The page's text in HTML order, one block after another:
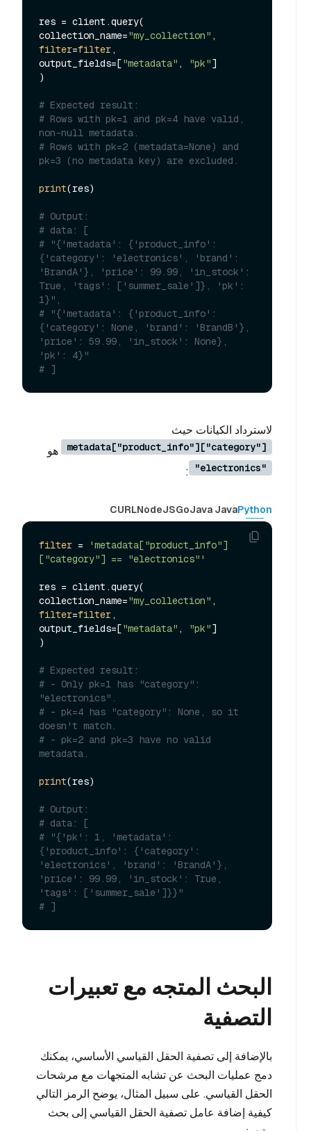
res = client.query(
collection_name="my_collection"
filter=filter,
output_fields=["metadata" , "pk"]
)
# Expected result:
# Rows with pk=1 and pk=4 have valid,
non-null metadata.
# Rows with pk=2 (metadata=None) and
pk=3 (no metadata key) are excluded.
print(res)
# Output:
# data: [
# "{'metadata': {'product_info':
{'category': 'electronics', 'brand':
'BrandA'}, 'price': 99.99, 'in_stock':
True, 'tags': ['summer_sale']}, 'pk':
1}",
# "{'metadata': {'product_info':
{'category': None, 'brand': 'BrandB'},
'price': 59.99, 'in_stock': None},
'pk': 4}"
# ]
لاسترداد الكيانات حيث
metadata["product_info"]["category"] هو
"electronics"
:
Python
Java Java
Go
NodeJS
CURL
filter =
'metadata["product_info"]
["category"] == "electronics"'
res = client.query(
collection_name="my_collection"
filter=filter,
output_fields=["metadata" , "pk"]
)
# Expected result:
# - Only pk=1 has "category":
"electronics".
# - pk=4 has "category": None, so it
doesn't match.
# - pk=2 and pk=3 have no valid
metadata.
print(res)
# Output:
# data: [
# "{'pk': 1, 'metadata':
{'product_info': {'category':
'electronics', 'brand': 'BrandA'},
'price': 99.99, 'in_stock': True,
'tags': ['summer_sale']}}"
# ]
البحث المتجه مع تعبيرات
التصفية
بالإضافة إلى تصفية الحقل القياسي الأساسي، يمكنك
دمج عمليات البحث عن تشابه المتجهات مع مرشحات
الحقل القياسي. على سبيل المثال، يوضح الرمز التالي
كيفية إضافة عامل تصفية الحقل القياسي إلى بحث